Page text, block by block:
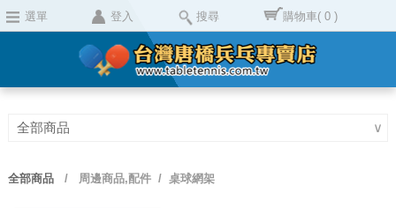
選單 登入 搜尋 購物車( 0 )
全部商品 ∨
全部商品/ 周邊商品,配件/ 桌球網架